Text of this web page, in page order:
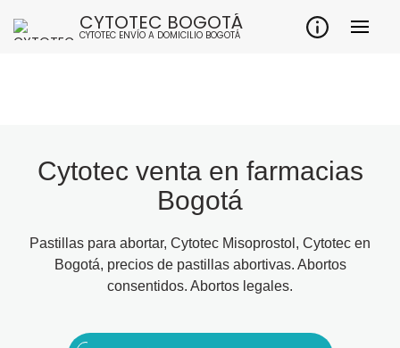
CYTOTEC BOGOTÁ
CYTOTEC ENVÍO A DOMICILIO BOGOTÁ
Cytotec venta en farmacias
Bogotá
Pastillas para abortar, Cytotec Misoprostol, Cytotec en
Bogotá, precios de pastillas abortivas. Abortos
consentidos. Abortos legales.